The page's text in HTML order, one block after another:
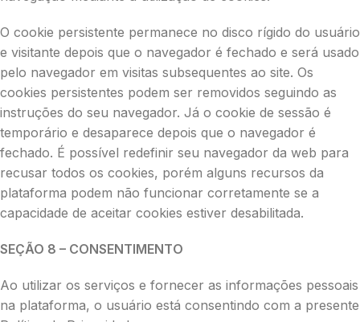
O cookie persistente permanece no disco rígido do usuário
e visitante depois que o navegador é fechado e será usado
pelo navegador em visitas subsequentes ao site. Os
cookies persistentes podem ser removidos seguindo as
instruções do seu navegador. Já o cookie de sessão é
temporário e desaparece depois que o navegador é
fechado. É possível redefinir seu navegador da web para
recusar todos os cookies, porém alguns recursos da
plataforma podem não funcionar corretamente se a
capacidade de aceitar cookies estiver desabilitada.
SEÇÃO 8 – CONSENTIMENTO
Ao utilizar os serviços e fornecer as informações pessoais
na plataforma, o usuário está consentindo com a presente